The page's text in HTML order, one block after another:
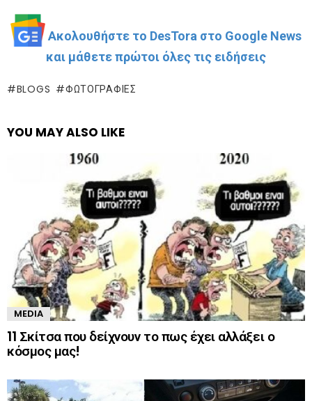
Ακολουθήστε το DesTora στο Google News
και μάθετε πρώτοι όλες τις ειδήσεις
BLOGS ΦΩΤΟΓΡΑΦΊΕΣ
YOU MAY ALSO LIKE
MEDIA
11 Σκίτσα που δείχνουν το πως έχει αλλάξει ο
κόσμος μας!